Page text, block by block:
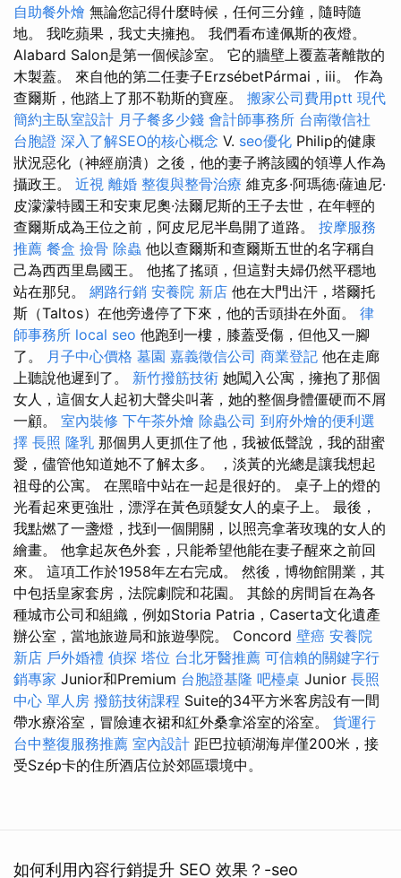
自助餐外燴 無論您記得什麼時候，任何三分鐘，隨時隨
地。 我吃蘋果，我丈夫擁抱。 我們看布達佩斯的夜燈。
Alabard Salon是第一個候診室。 它的牆壁上覆蓋著離散的
木製蓋。 來自他的第二任妻子ErzsébetPármai，iii。 作為
查爾斯，他踏上了那不勒斯的寶座。 搬家公司費用ptt 現代
簡約主臥室設計 月子餐多少錢 會計師事務所 台南徵信社
台胞證 深入了解SEO的核心概念 V. seo優化 Philip的健康
狀況惡化（神經崩潰）之後，他的妻子將該國的領導人作為
攝政王。 近視 離婚 整復與整骨治療 維克多·阿瑪德·薩迪尼·
皮濛濛特國王和安東尼奧·法爾尼斯的王子去世，在年輕的
查爾斯成為王位之前，阿皮尼尼半島開了道路。 按摩服務
推薦 餐盒 撿骨 除蟲 他以查爾斯和查爾斯五世的名字稱自
己為西西里島國王。 他搖了搖頭，但這對夫婦仍然平穩地
站在那兒。 網路行銷 安養院 新店 他在大門出汗，塔爾托
斯（Taltos）在他旁邊停了下來，他的舌頭掛在外面。 律
師事務所 local seo 他跑到一樓，膝蓋受傷，但他又一腳
了。 月子中心價格 墓園 嘉義徵信公司 商業登記 他在走廊
上聽說他遲到了。 新竹撥筋技術 她闖入公寓，擁抱了那個
女人，這個女人起初大聲尖叫著，她的整個身體僵硬而不屑
一顧。 室內裝修 下午茶外燴 除蟲公司 到府外燴的便利選
擇 長照 隆乳 那個男人更抓住了他，我被低聲說，我的甜蜜
愛，儘管他知道她不了解太多。 ，淡黃的光總是讓我想起
祖母的公寓。 在黑暗中站在一起是很好的。 桌子上的燈的
光看起來更強壯，漂浮在黃色頭髮女人的桌子上。 最後，
我點燃了一盞燈，找到一個開關，以照亮拿著玫瑰的女人的
繪畫。 他拿起灰色外套，只能希望他能在妻子醒來之前回
來。 這項工作於1958年左右完成。 然後，博物館開業，其
中包括皇家套房，法院劇院和花園。 其餘的房間旨在為各
種城市公司和組織，例如Storia Patria，Caserta文化遺產
辦公室，當地旅遊局和旅遊學院。 Concord 壁癌 安養院
新店 戶外婚禮 偵探 塔位 台北牙醫推薦 可信賴的關鍵字行
銷專家 Junior和Premium 台胞證基隆 吧檯桌 Junior 長照
中心 單人房 撥筋技術課程 Suite的34平方米客房設有一間
帶水療浴室，冒險連衣裙和紅外桑拿浴室的浴室。 貨運行
台中整復服務推薦 室內設計 距巴拉頓湖海岸僅200米，接
受Szép卡的住所酒店位於郊區環境中。
如何利用內容行銷提升 SEO 效果？-seo